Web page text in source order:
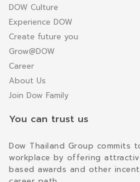
DOW Culture
Experience DOW
Create future you
Grow@DOW
Career
About Us
Join Dow Family
You can trust us
Dow Thailand Group commits
workplace by offering
based awards and other